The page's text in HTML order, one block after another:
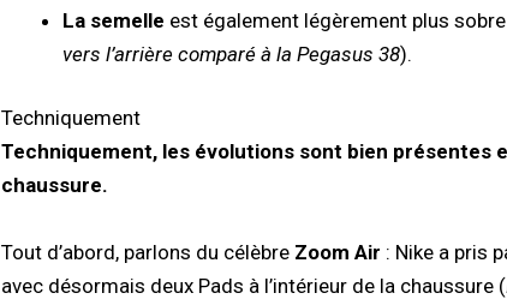
La semelle est également légèrement plus
vers l’arrière comparé à la Pegasus 38).
Techniquement
Techniquement, les évolutions sont bien présentes
chaussure.
Tout d’abord, parlons du célèbre Zoom Air : Nike a pris
avec désormais deux Pads à l’intérieur de la chaussure (